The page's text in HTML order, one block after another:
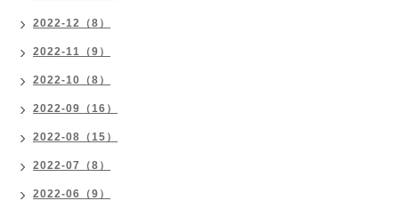
2022-12（8）
2022-11（9）
2022-10（8）
2022-09（16）
2022-08（15）
2022-07（8）
2022-06（9）